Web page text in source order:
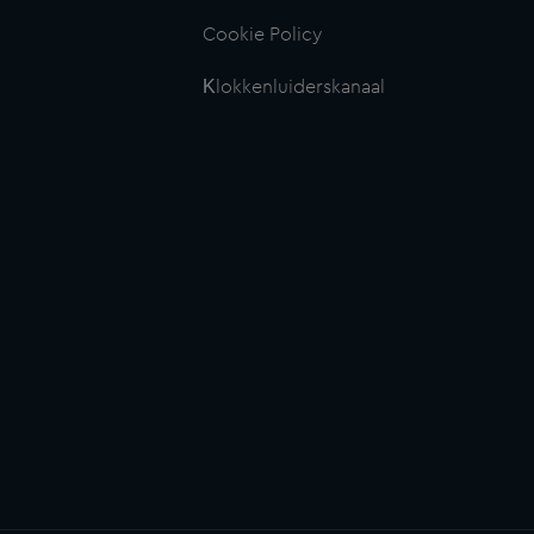
Cookie Policy
Klokkenluiderskanaal